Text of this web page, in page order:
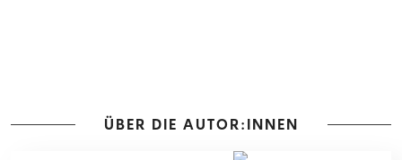
ÜBER DIE AUTOR:INNEN